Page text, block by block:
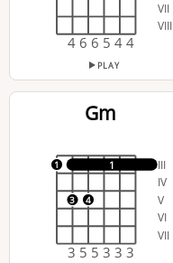
VII
VIII
4 6 6 5 4 4
PLAY
Gm
III
IV
V
VI
VII
1
1
3 4
3 5 5 3 3 3